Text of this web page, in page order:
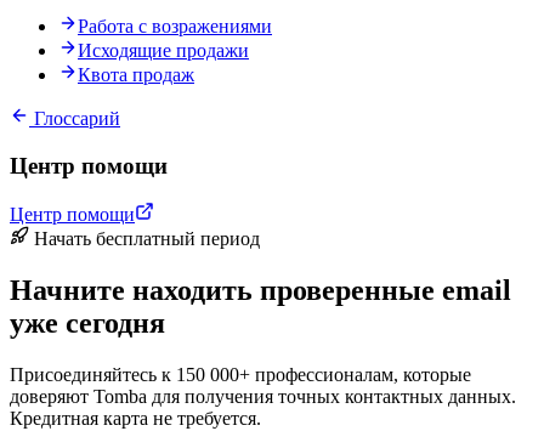
Работа с возражениями
Исходящие продажи
Квота продаж
Глоссарий
Центр помощи
Центр помощи
Начать бесплатный период
Начните находить проверенные email
уже сегодня
Присоединяйтесь к 150 000+ профессионалам, которые
доверяют Tomba для получения точных контактных данных.
Кредитная карта не требуется.